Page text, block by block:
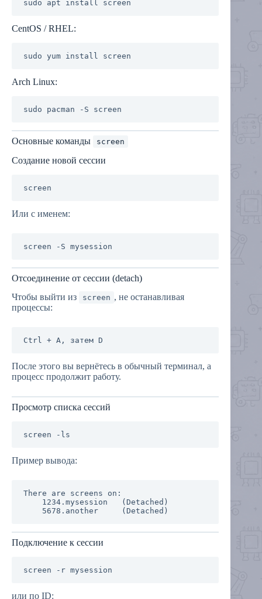
CentOS / RHEL:
Arch Linux:
Основные команды screen
Создание новой сессии
Или с именем:
Отсоединение от сессии (detach)
Чтобы выйти из
screen , не останавливая
процессы:
После этого вы вернётесь в обычный терминал, а
процесс продолжит работу.
Просмотр списка сессий
Пример вывода:
There are screens on:
Подключение к сессии
или по ID: